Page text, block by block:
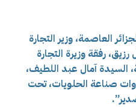
العاصمة، وزير التجارة
رفقة وزيرة التجارة
السيدة آمال عبد اللطيف،
صناعة الحلويات، تحت